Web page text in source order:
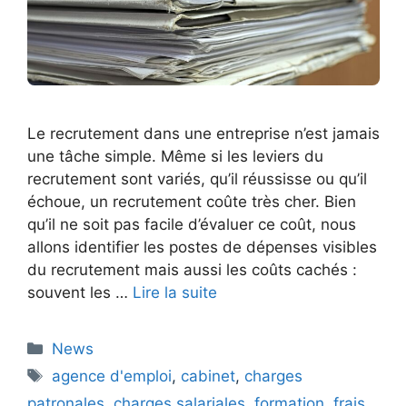
Le recrutement dans une entreprise n’est jamais
une tâche simple. Même si les leviers du
recrutement sont variés, qu’il réussisse ou qu’il
échoue, un recrutement coûte très cher. Bien
qu’il ne soit pas facile d’évaluer ce coût, nous
allons identifier les postes de dépenses visibles
du recrutement mais aussi les coûts cachés :
souvent les … Lire la suite
Catégories
News
Étiquettes
agence d'emploi, cabinet, charges